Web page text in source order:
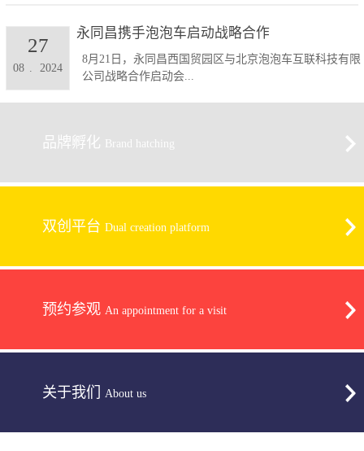
永同昌携手泡泡车启动战略合作
8月21日，永同昌西国贸园区与北京泡泡车互联科技有限
公司战略合作启动会...
08 . 2024
27
品牌孵化 Brand hatching
双创平台 Dual creation platform
预约参观 An appointment for a visit
关于我们 About us